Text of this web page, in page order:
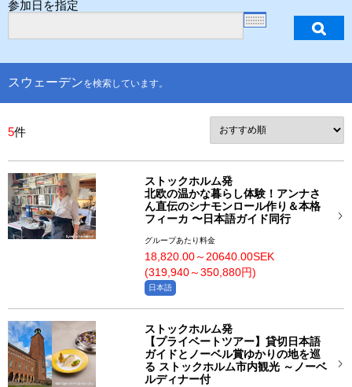
参加日を指定
スウェーデンを検索しています。
5件
ストックホルム発
北欧の温かな暮らし体験！アンナさ
ん直伝のシナモンロール作り＆本格
フィーカ 〜日本語ガイド同行
グループあたり料金
18,820.00～20640.00SEK
(319,940～350,880円)
日本語
ストックホルム発
【プライベートツアー】貸切日本語
ガイドとノーベル賞ゆかりの地を巡
る ストックホルム市内観光 ～ノーベ
ルディナー付